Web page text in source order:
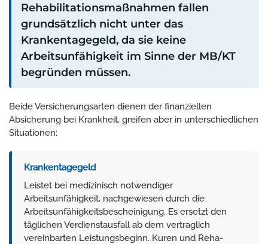
Rehabilitationsmaßnahmen fallen
grundsätzlich nicht unter das
Krankentagegeld, da sie keine
Arbeitsunfähigkeit im Sinne der MB/KT
begründen müssen.
Beide Versicherungsarten dienen der finanziellen
Absicherung bei Krankheit, greifen aber in unterschiedlichen
Situationen:
Krankentagegeld
Leistet bei medizinisch notwendiger
Arbeitsunfähigkeit, nachgewiesen durch die
Arbeitsunfähigkeitsbescheinigung. Es ersetzt den
täglichen Verdienstausfall ab dem vertraglich
vereinbarten Leistungsbeginn. Kuren und Reha-